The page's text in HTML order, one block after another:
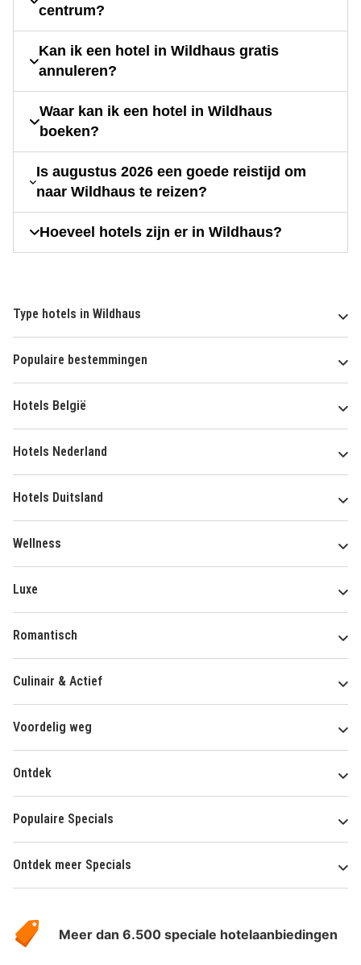
centrum?
Kan ik een hotel in Wildhaus gratis
annuleren?
Waar kan ik een hotel in Wildhaus
boeken?
Is augustus 2026 een goede reistijd om
naar Wildhaus te reizen?
Hoeveel hotels zijn er in Wildhaus?
Type hotels in Wildhaus
Populaire bestemmingen
Hotels België
Hotels Nederland
Hotels Duitsland
Wellness
Luxe
Romantisch
Culinair & Actief
Voordelig weg
Ontdek
Populaire Specials
Ontdek meer Specials
HotelSpecials
Meer dan 6.500 speciale hotelaanbiedingen